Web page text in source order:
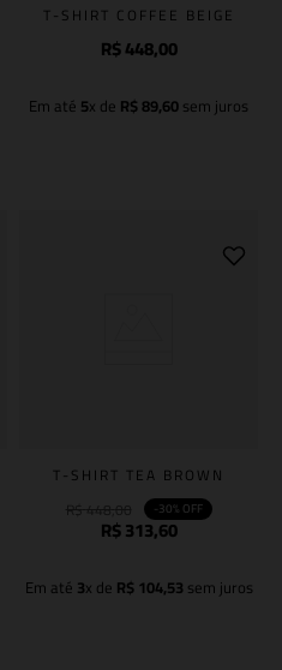
T-SHIRT COFFEE BEIGE
R$448,00
Em até 5x de R$89,60sem juros
T-SHIRT TEA BROWN
-30% OFF
R$313,60
Em até 3x de R$104,53 sem juros